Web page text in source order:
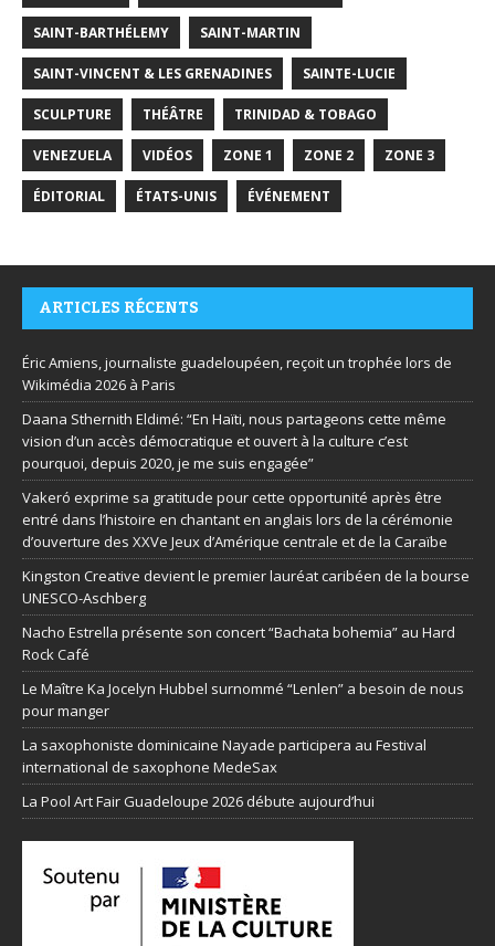
SAINT-BARTHÉLEMY SAINT-MARTIN
SAINT-VINCENT & LES GRENADINES SAINTE-LUCIE
SCULPTURE THÉÂTRE TRINIDAD & TOBAGO
VENEZUELA VIDÉOS ZONE 1 ZONE 2 ZONE 3
ÉDITORIAL ÉTATS-UNIS ÉVÉNEMENT
ARTICLES RÉCENTS
Éric Amiens, journaliste guadeloupéen, reçoit un trophée lors de
Wikimédia 2026 à Paris
Daana Sthernith Eldimé: “En Haïti, nous partageons cette même
vision d’un accès démocratique et ouvert à la culture c’est
pourquoi, depuis 2020, je me suis engagée”
Vakeró exprime sa gratitude pour cette opportunité après être
entré dans l’histoire en chantant en anglais lors de la cérémonie
d’ouverture des XXVe Jeux d’Amérique centrale et de la Caraïbe
Kingston Creative devient le premier lauréat caribéen de la bourse
UNESCO-Aschberg
Nacho Estrella présente son concert “Bachata bohemia” au Hard
Rock Café
Le Maître Ka Jocelyn Hubbel surnommé “Lenlen” a besoin de nous
pour manger
La saxophoniste dominicaine Nayade participera au Festival
international de saxophone MedeSax
La Pool Art Fair Guadeloupe 2026 débute aujourd’hui